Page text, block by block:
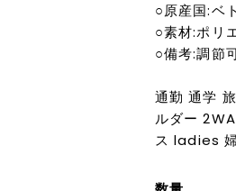
○原産国:ベ
○素材:ポリ
○備考:調節
通勤 通学
ルダー
ス ladies